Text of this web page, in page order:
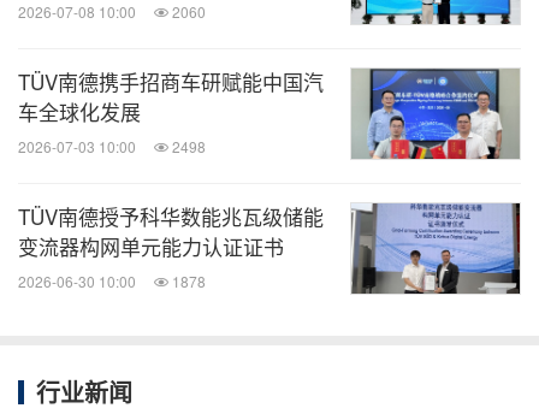
2026-07-08 10:00 2060
TÜV南德携手招商车研赋能中国汽
车全球化发展
2026-07-03 10:00 2498
TÜV南德授予科华数能兆瓦级储能
变流器构网单元能力认证证书
2026-06-30 10:00 1878
行业新闻